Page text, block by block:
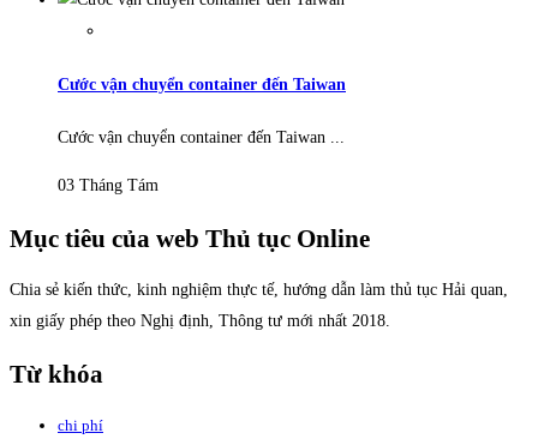
Cước vận chuyển container đến Taiwan
Cước vận chuyển container đến Taiwan ...
03 Tháng Tám
Mục tiêu của web Thủ tục Online
Chia sẻ kiến thức, kinh nghiệm thực tế, hướng dẫn làm thủ tục Hải quan,
xin giấy phép theo Nghị định, Thông tư mới nhất 2018.
Từ khóa
chi phí